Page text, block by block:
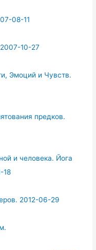
08-11
10-27
Эмоций и Чувств.
предков.
и человека. Йога
18
2012-06-29